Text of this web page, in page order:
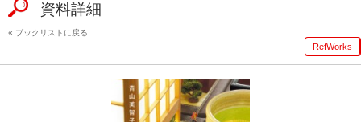
資料詳細
ブックリストに戻る
RefWorks